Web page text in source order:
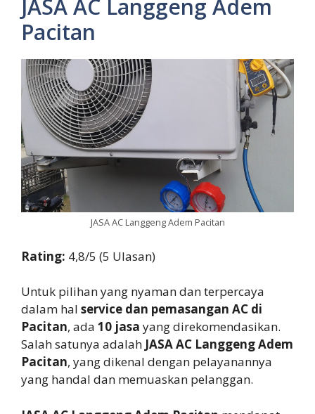
JASA AC Langgeng Adem
Pacitan
JASA AC Langgeng Adem Pacitan
Rating: 4,8/5 (5 Ulasan)
Untuk pilihan yang nyaman dan terpercaya
dalam hal service dan pemasangan AC di
Pacitan, ada 10 jasa yang direkomendasikan.
Salah satunya adalah JASA AC Langgeng Adem
Pacitan, yang dikenal dengan pelayanannya
yang handal dan memuaskan pelanggan.